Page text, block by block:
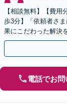
【相談無料】【費
歩3分】「依頼者さ
果にこだわった解決
害／遺言書の作成／
電話でお